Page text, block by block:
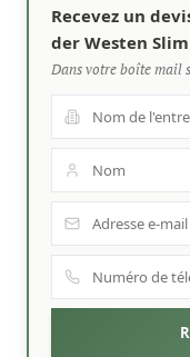
Recevez un
der Westen
Dans votre boîte mail